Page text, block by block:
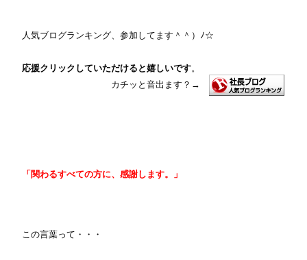
人気ブログランキング、参加してます＾＾）ﾉ☆
応援クリックしていただけると嬉しいです。
カチッと音出ます？ →
「関わるすべての方に、感謝します。」
この言葉って・・・